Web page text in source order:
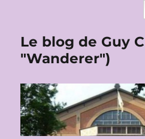
Le blog de Guy
"Wanderer")